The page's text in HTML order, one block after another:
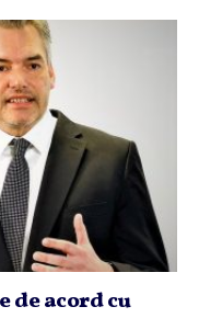
de acord cu